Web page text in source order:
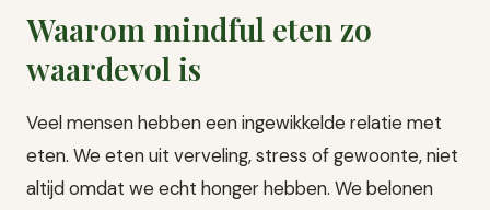
Waarom mindful eten zo
waardevol is
Veel mensen hebben een ingewikkelde relatie met
eten. We eten uit verveling, stress of gewoonte, niet
altijd omdat we echt honger hebben. We belonen